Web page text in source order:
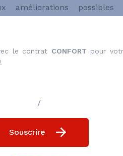
améliorations
le contrat CONFORT pour
/
Souscrire